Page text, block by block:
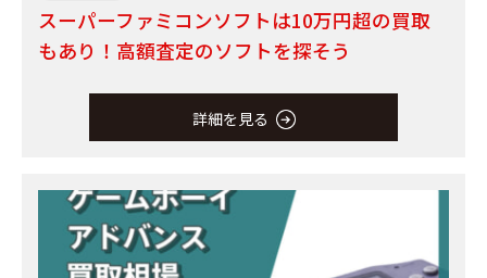
スーパーファミコンソフトは10万円超の買取
もあり！高額査定のソフトを探そう
詳細を見る